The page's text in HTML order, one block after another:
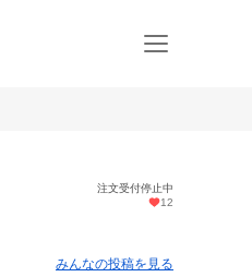
注文受付停止中
12
みんなの投稿を見る